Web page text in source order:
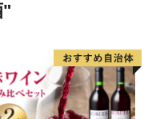
と納税という形でご
リやニット製品、料
した。ぜひ直に見附
"